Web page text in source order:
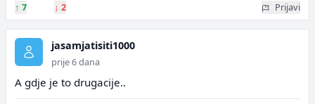
↑ 7 ↓ 2 Prijavi
jasamjatisiti1000
prije 6 dana
A gdje je to drugacije..